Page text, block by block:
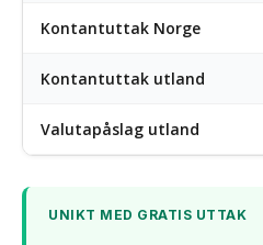
Kontantuttak Norge
Kontantuttak utland
Valutapåslag utland
UNIKT MED GRATIS UTTAK